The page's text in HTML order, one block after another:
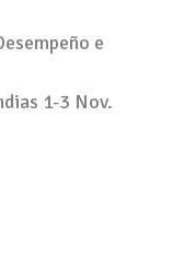
e
1-3 Nov.